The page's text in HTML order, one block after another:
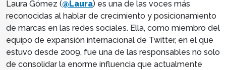
Laura Gómez (@Laura) es una de las voces más
reconocidas al hablar de crecimiento y posicionamiento
de marcas en las redes sociales. Ella, como miembro del
equipo de expansión internacional de Twitter, en el que
estuvo desde 2009, fue una de las responsables no solo
de consolidar la enorme influencia que actualmente